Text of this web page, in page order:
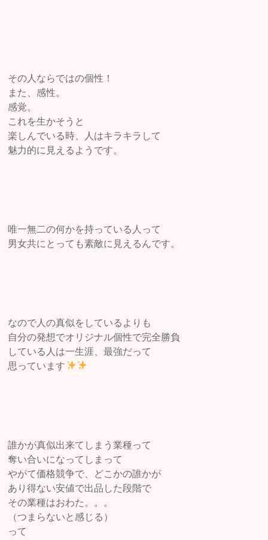
その人ならではの個性！
また、感性。
感覚。
これを生かそうと
楽しんでいる時、人はキラキラして
魅力的に見えるようです。
唯一無二の何かを持っている人って
男女共にとっても素敵に見えるんです。
なので人の真似をしているよりも
自分の発想でオリジナル個性で完全勝負
している人は一生涯、最強だって
思っています
誰かが真似出来てしまう業種って
奪い合いになってしまって
やがて価格競争で、どこかの誰かが
あり得ない安値で出品した段階で
その業種はおわた。。。
（つまらないと感じる）
って